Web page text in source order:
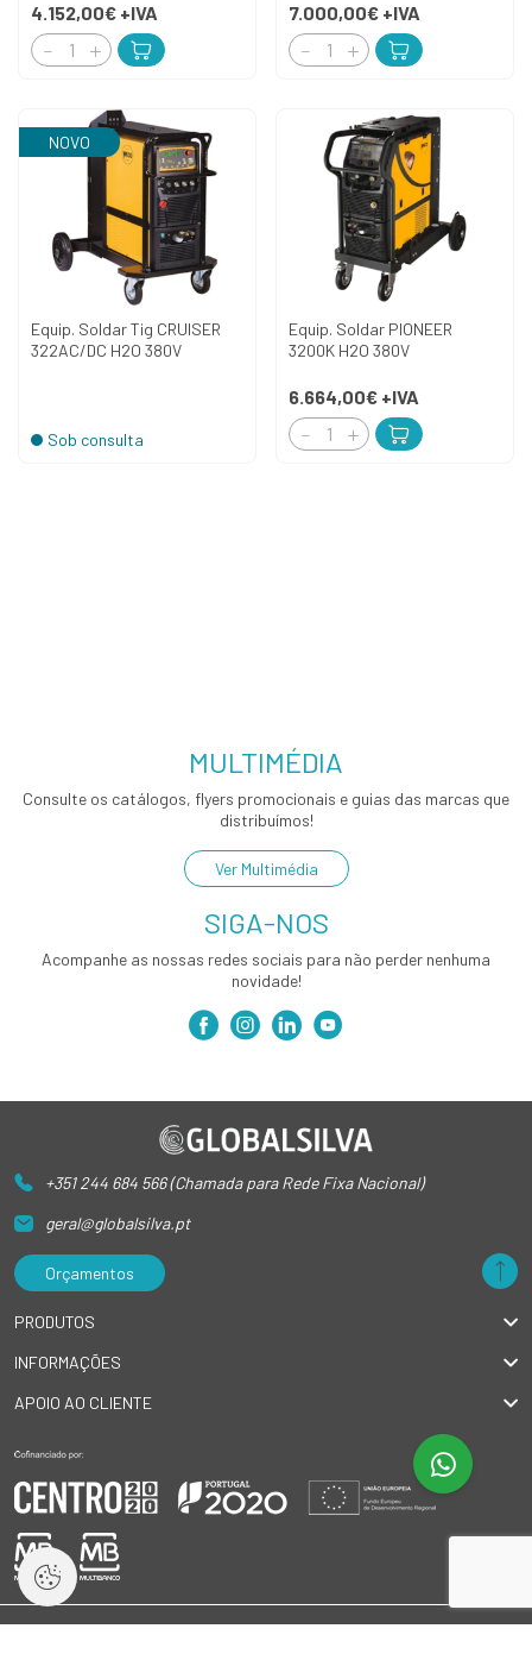
4.152,00€ +IVA 7.000,00€ +IVA
NOVO
Equip. Soldar Tig CRUISER
322AC/DC H2O 380V
Sob consulta
Equip. Soldar PIONEER
3200K H2O 380V
6.664,00€ +IVA
MULTIMÉDIA
Consulte os catálogos, flyers promocionais e guias das marcas que
distribuímos!
Ver Multimédia
SIGA-NOS
Acompanhe as nossas redes sociais para não perder nenhuma
novidade!
+351 244 684 566 (Chamada para Rede Fixa Nacional)
geral@globalsilva.pt
Orçamentos
PRODUTOS
INFORMAÇÕES
APOIO AO CLIENTE